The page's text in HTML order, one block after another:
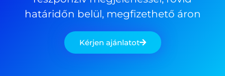
határidőn belül, megfizethető áron
Kérjen ajánlatot